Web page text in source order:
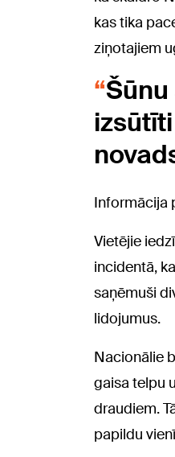
kas tika
ziņotajiem
Informācija
Vietējie
incidentā,
saņēmuši
lidojumus.
Nacionālie
gaisa telpu
draudiem.
papildu